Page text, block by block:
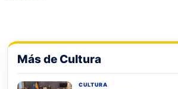
Más de Cultura
CULTURA